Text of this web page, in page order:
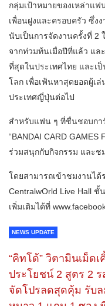
กลุ่มเป้าหมายของเหล่าแ
เพื่อนฝูงและครอบครัว ซึ่งง
นับเป็นการจัดงานครั้งที่ 2
จากท่วมท้นเมื่อปีที่แล้ว แล
ที่สุดในประเทศไทย และเ
โลก เพื่อเฟ้นหาสุดยอดผู้เ
ประเทศญี่ปุ่นต่อไป
สำหรับแฟน ๆ ที่ชื่นชอบกา
“BANDAI CARD GAMES
ร่วมสนุกกับกิจกรรม และช
โดยสามารถเข้าชมงานไ
CentralwOrld Live Hall ชั้
เพิ่มเติมได้ที่
NEWS UPDATE
“คิทโด้” วิตามินเม็ดเ
ประโยชน์ 2 สูตร 2
จัดโปรลดสุดคุ้ม รับ